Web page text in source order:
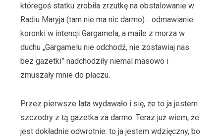
któregoś statku zrobiła zrzutkę na obstalowanie w
Radiu Maryja (tam nie ma nic darmo)… odmawianie
koronki w intencji Gargamela, a maile z morza w
duchu „Gargamelu nie odchodź, nie zostawiaj nas
bez gazetki” nadchodziły niemal masowo i
zmuszały mnie do płaczu.
Przez pierwsze lata wydawało i się, że to ja jestem
szczodry z tą gazetka za darmo. Teraz już wiem, że
jest dokładnie odwrotnie: to ja jestem wdzięczny, bo